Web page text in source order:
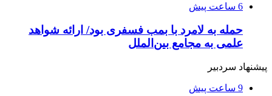
6 ساعت پیش
حمله به لامرد با بمب فسفری بود/ ارائه شواهد
علمی به مجامع بین‌الملل
پیشنهاد سردبیر
9 ساعت پیش